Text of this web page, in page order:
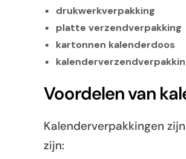
drukwerkverpakking
platte verzendverpakking
kartonnen kalenderdoos
Voordelen van
Kalenderverpakkingen
zijn: